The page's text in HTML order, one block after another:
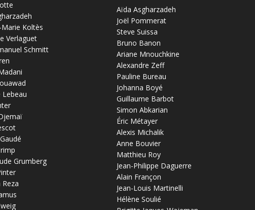
Koltès
Verlaguet
Schmitt
Lebeau
Grumberg
Reza
Aïda Asgharzadeh
Joël Pommerat
Steve Suissa
Bruno Banon
Ariane Mnouchkine
Alexandre Zeff
Pauline Bureau
Johanna Boyé
Guillaume Barbot
Simon Abkarian
Éric Métayer
Alexis Michalik
Anne Bouvier
Matthieu Roy
Jean-Philippe Daguerre
Alain Françon
Jean-Louis Martinelli
Hélène Soulié